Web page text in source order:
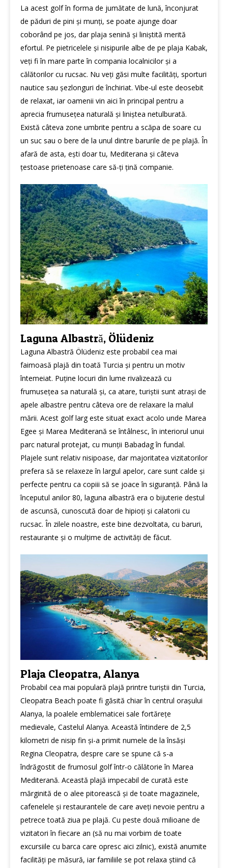
La acest golf în forma de jumătate de lună, înconjurat
de păduri de pini și munți, se poate ajunge doar
coborând pe jos, dar plaja senină și liniștită merită
efortul. Pe pietricelele și nisipurile albe de pe plaja Kabak,
veți fi în mare parte în compania localnicilor și a
călătorilor cu rucsac. Nu veți găsi multe facilități, sporturi
nautice sau șezlonguri de închiriat. Vibe-ul este deosebit
de relaxat, iar oamenii vin aici în principal pentru a
aprecia frumusețea naturală și liniștea netulburată.
Există câteva zone umbrite pentru a scăpa de soare cu
un suc sau o bere de la unul dintre barurile de pe plajă. În
afară de asta, ești doar tu, Mediterana și câteva
țestoase prietenoase care să-ți țină companie.
Laguna Albastră, Ölüdeniz
Laguna Albastră Ölüdeniz este probabil cea mai
faimoasă plajă din toată Turcia și pentru un motiv
întemeiat. Puține locuri din lume rivalizează cu
frumusețea sa naturală și, ca atare, turiștii sunt atrași de
apele albastre pentru câteva ore de relaxare la malul
mării. Acest golf larg este situat exact acolo unde Marea
Egee și Marea Mediterană se întâlnesc, în interiorul unui
parc natural protejat, cu munții Babadag în fundal.
Plajele sunt relativ nisipoase, dar majoritatea vizitatorilor
prefera să se relaxeze în largul apelor, care sunt calde și
perfecte pentru ca copiii să se joace în siguranță. Până la
începutul anilor 80, laguna albastră era o bijuterie destul
de ascunsă, cunoscută doar de hipioți și calatorii cu
rucsac. În zilele noastre, este bine dezvoltata, cu baruri,
restaurante și o mulțime de activități de făcut.
Plaja Cleopatra, Alanya
Probabil cea mai populară plajă printre turiștii din Turcia,
Cleopatra Beach poate fi găsită chiar în centrul orașului
Alanya, la poalele emblematicei sale fortărețe
medievale, Castelul Alanya. Această întindere de 2,5
kilometri de nisip fin și-a primit numele de la însăși
Regina Cleopatra, despre care se spune că s-a
îndrăgostit de frumosul golf într-o călătorie în Marea
Mediterană. Această plajă impecabil de curată este
mărginită de o alee pitorească și de toate magazinele,
cafenelele și restaurantele de care aveți nevoie pentru a
petrece toată ziua pe plajă. Cu peste două milioane de
vizitatori în fiecare an (să nu mai vorbim de toate
excursiile cu barca care opresc aici zilnic), există anumite
facilități pe măsură, iar familiile se pot relaxa știind că